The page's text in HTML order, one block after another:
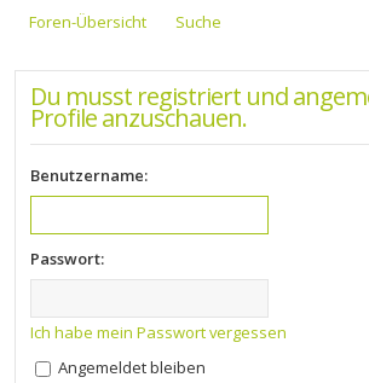
Foren-Übersicht Suche
Du musst registriert und
Profile anzuschauen.
Benutzername:
Passwort:
Ich habe mein Passwort vergessen
Angemeldet bleiben